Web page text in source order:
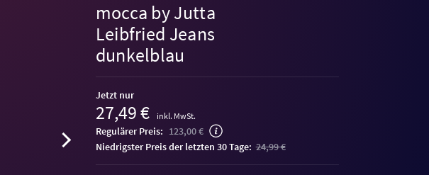
mocca by Jutta
Leibfried Jeans
dunkelblau
Jetzt nur
27,49 € inkl. MwSt.
Regulärer Preis: 123,00 €
niedrigster Preis der letzten 30 Tage: 24,99 €